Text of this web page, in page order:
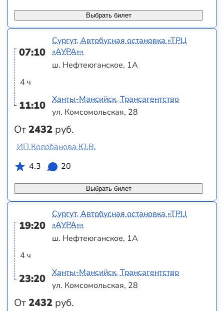
Выбрать билет
07:10
4 ч
11:10
От2432 руб.
Сургут, Автобусная остановка «ТРЦ
«АУРА»»
ш. Нефтеюганское, 1А
Ханты-Мансийск, Трансагентство
ул. Комсомольская, 28
Выбрать билет
ИП Колобанова Ю.В.
4.3
20
19:20
4 ч
23:20
От2432 руб.
Сургут, Автобусная остановка «ТРЦ
«АУРА»»
ш. Нефтеюганское, 1А
Ханты-Мансийск, Трансагентство
ул. Комсомольская, 28